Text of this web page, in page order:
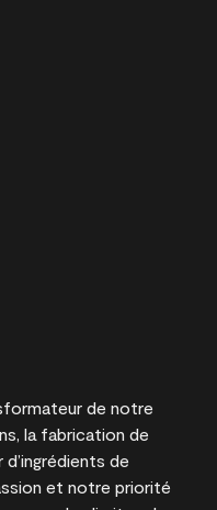
de notre
la fabrication de
de
et notre priorité